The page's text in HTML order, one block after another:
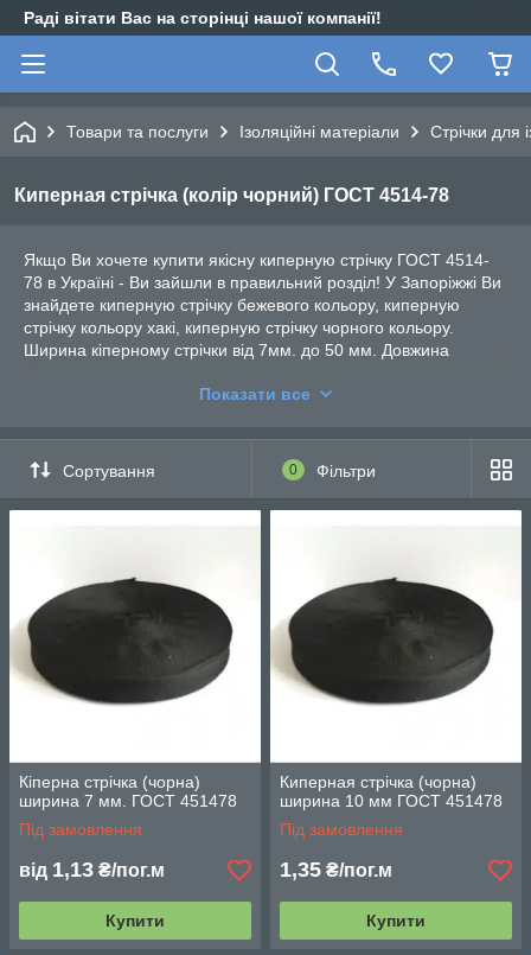
Раді вітати Вас на сторінці нашої компанії!
Товари та послуги Ізоляційні матеріали Стрічки для
Киперная стрічка (колір чорний) ГОСТ 4514-78
Якщо Ви хочете купити якісну киперную стрічку ГОСТ 4514-
78 в Україні - Ви зайшли в правильний розділ! У Запоріжжі Ви
знайдете киперную стрічку бежевого кольору, киперную
стрічку кольору хакі, киперную стрічку чорного кольору.
Ширина кіперному стрічки від 7мм. до 50 мм. Довжина
необхідності, ми відправимо перевізником Ваше замовлення
Показати все
Сортування 0 Фільтри
Кіперна стрічка (чорна)
ширина 7 мм. ГОСТ 451478
Під замовлення
від 1,13 ₴/пог.м
Купити
Киперная стрічка (чорна)
ширина 10 мм ГОСТ 451478
Під замовлення
1,35 ₴/пог.м
Купити